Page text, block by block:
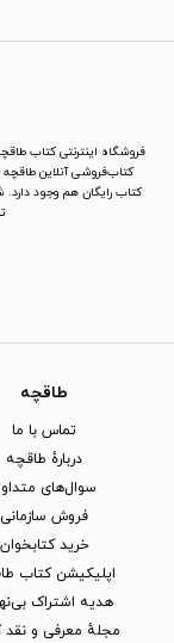
فروشگاه اینترنتی کتاب
کتاب‌فروشی آنلاین
کتاب رایگان هم وجود دارد.
طاقچه
تماس با ما
دربارهٔ طاقچه
سوال‌های
فروش سازمانی
خرید کتابخوان
اپلیکیشن کتاب
هدیه اشتراک
مجلهٔ معرفی و نقد